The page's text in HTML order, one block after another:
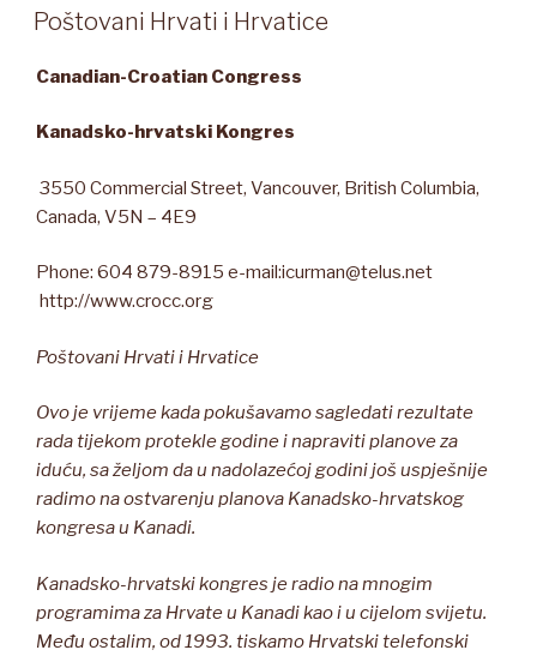
Poštovani Hrvati i Hrvatice
Canadian-Croatian Congress
Kanadsko-hrvatski Kongres
3550 Commercial Street, Vancouver, British Columbia,
Canada, V5N – 4E9
Phone: 604 879-8915 e-mail:icurman@telus.net
http://www.crocc.org
Poštovani Hrvati i Hrvatice
Ovo je vrijeme kada pokušavamo sagledati rezultate
rada tijekom protekle godine i napraviti planove za
iduću, sa željom da u nadolazećoj godini još uspješnije
radimo na ostvarenju planova Kanadsko-hrvatskog
kongresa u Kanadi.
Kanadsko-hrvatski kongres je radio na mnogim
programima za Hrvate u Kanadi kao i u cijelom svijetu.
Među ostalim, od 1993. tiskamo Hrvatski telefonski